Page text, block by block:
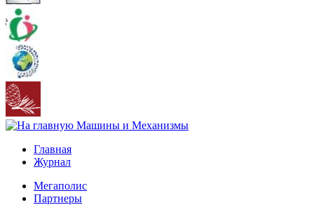
Главная
Журнал
Мегаполис
Партнеры